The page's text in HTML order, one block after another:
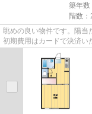
築年数
階数：
眺めの良い物件です。陽当
初期費用はカードで決済い
となら、地域に密着した当